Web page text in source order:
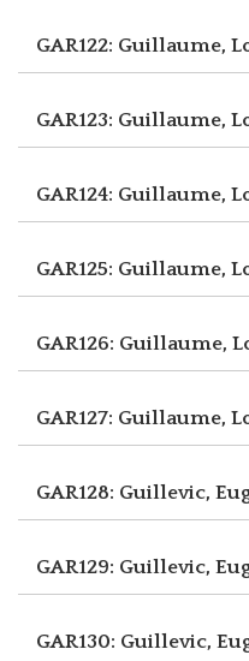
GAR122: Guillaume,
GAR123: Guillaume,
GAR124: Guillaume,
GAR125: Guillaume,
GAR126: Guillaume,
GAR127: Guillaume,
GAR128: Guillevic,
GAR129: Guillevic,
GAR130: Guillevic,